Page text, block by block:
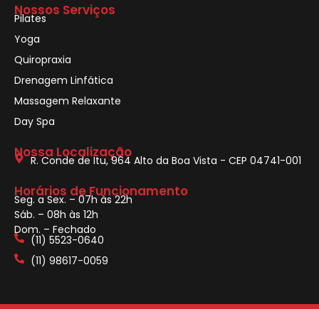
Nossos Serviços
Pilates
Yoga
Quiropraxia
Drenagem Linfática
Massagem Relaxante
Day Spa
Nossa Localização
R. Conde de Itu, 964 Alto da Boa Vista - CEP 04741-001
Horários de Funcionamento
Seg. a Sex. – 07h às 22h
Sáb. – 08h às 12h
Dom. – Fechado
(11) 5523-0640
(11) 98617-0059